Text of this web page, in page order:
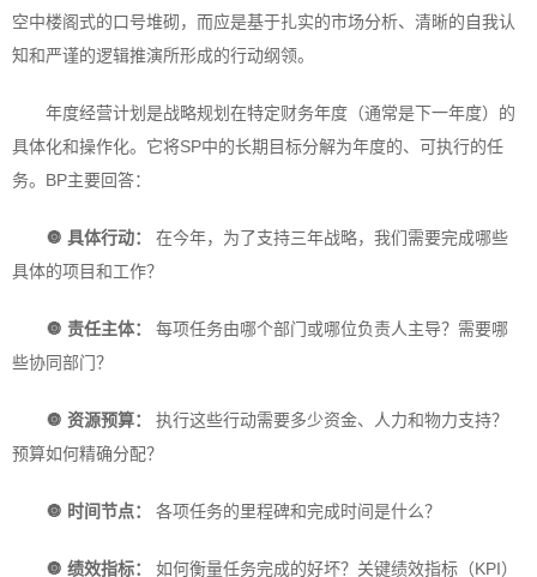
空中楼阁式的口号堆砌，而应是基于扎实的市场分析、清晰的自我认
知和严谨的逻辑推演所形成的行动纲领。
年度经营计划是战略规划在特定财务年度（通常是下一年度）的
具体化和操作化。它将SP中的长期目标分解为年度的、可执行的任
务。BP主要回答：
🔘 具体行动：
在今年，为了支持三年战略，我们需要完成哪些
具体的项目和工作？
🔘 责任主体： 每项任务由哪个部门或哪位负责人主导？需要哪
些协同部门？
🔘 资源预算： 执行这些行动需要多少资金、人力和物力支持？
预算如何精确分配？
🔘 时间节点： 各项任务的里程碑和完成时间是什么？
🔘 绩效指标： 如何衡量任务完成的好坏？关键绩效指标（KPI）